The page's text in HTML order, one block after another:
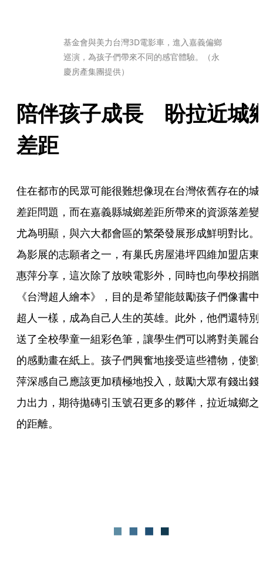
基金會與美力台灣3D電影車，進入嘉義偏鄉
巡演，為孩子們帶來不同的感官體驗。（永
慶房產集團提供）
陪伴孩子成長　盼拉近城
差距
住在都市的民眾可能很難想像現在台灣依舊存在的城
差距問題，而在嘉義縣城鄉差距所帶來的資源落差變
尤為明顯，與六大都會區的繁榮發展形成鮮明對比。
為影展的志願者之一，有巢氏房屋港坪四維加盟店東
惠萍分享，這次除了放映電影外，同時也向學校捐贈
《台灣超人繪本》，目的是希望能鼓勵孩子們像書中
超人一樣，成為自己人生的英雄。此外，他們還特別
送了全校學童一組彩色筆，讓學生們可以將對美麗台
的感動畫在紙上。孩子們興奮地接受這些禮物，使劉
萍深感自己應該更加積極地投入，鼓勵大眾有錢出錢
力出力，期待拋磚引玉號召更多的夥伴，拉近城鄉之
的距離。